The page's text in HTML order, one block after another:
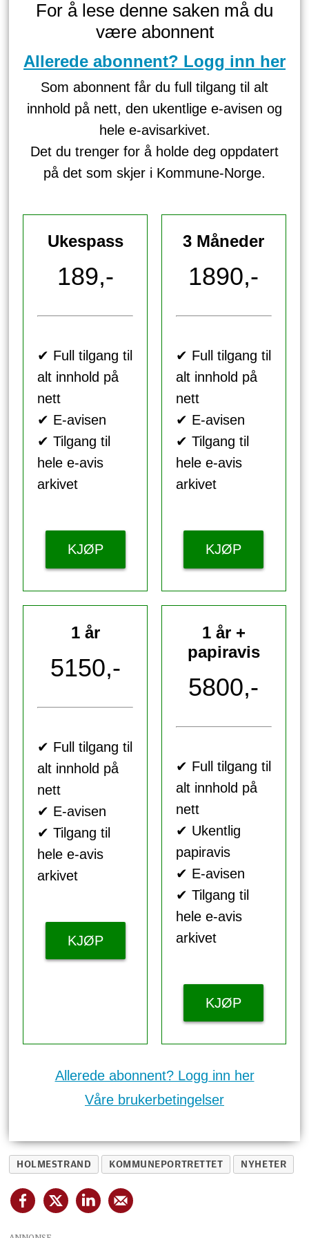
For å lese denne saken må du
være abonnent
Allerede abonnent? Logg inn her
Som abonnent får du full tilgang til alt
innhold på nett, den ukentlige e-avisen og
hele e-avisarkivet.
Det du trenger for å holde deg oppdatert
på det som skjer i Kommune-Norge.
Ukespass
189,-
✔ Full tilgang til
alt innhold på
nett
✔ E-avisen
✔ Tilgang til
hele e-avis
arkivet
KJØP
3 Måneder
1890,-
✔ Full tilgang til
alt innhold på
nett
✔ E-avisen
✔ Tilgang til
hele e-avis
arkivet
KJØP
1 år
5150,-
✔ Full tilgang til
alt innhold på
nett
✔ E-avisen
✔ Tilgang til
hele e-avis
arkivet
KJØP
1 år +
papiravis
5800,-
✔ Full tilgang til
alt innhold på
nett
✔ Ukentlig
papiravis
✔ E-avisen
✔ Tilgang til
hele e-avis
arkivet
KJØP
Allerede abonnent? Logg inn her
Våre brukerbetingelser
HOLMESTRAND KOMMUNEPORTRETTET NYHETER